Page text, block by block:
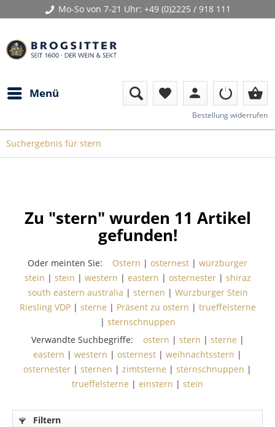
Mo-So von 7-21 Uhr: +49 (0)2225 / 918 111
Menü favorite person shopping_basket
Bestellung widerrufen
Suchergebnis für stern
Zu "stern" wurden 11 Artikel
gefunden!
Oder meinten Sie: Ostern | osternest | würzburger
stein | stein | western | eastern | osternester| shiraz
south eastern australia | sternen | Würzburger Stein
Riesling VDP| sterne | Präsent zu ostern | trueffelsterne
| sternschnuppen
Verwandte Suchbegriffe:
ostern | stern | sterne |
eastern | western | osternest | weihnachtsstern |
osternester | sternen | zimtsterne | sternschnuppen |
trueffelsterne | einstern | stein
Filtern